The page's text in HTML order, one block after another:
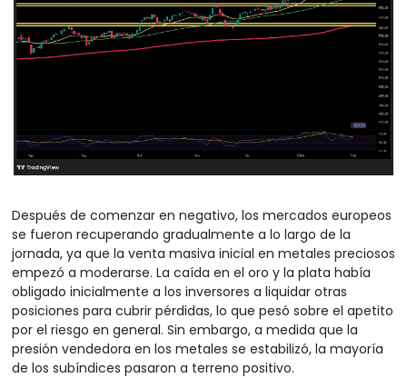
Después de comenzar en negativo, los mercados europeos
se fueron recuperando gradualmente a lo largo de la
jornada, ya que la venta masiva inicial en metales preciosos
empezó a moderarse. La caída en el oro y la plata había
obligado inicialmente a los inversores a liquidar otras
posiciones para cubrir pérdidas, lo que pesó sobre el apetito
por el riesgo en general. Sin embargo, a medida que la
presión vendedora en los metales se estabilizó, la mayoría
de los subíndices pasaron a terreno positivo.